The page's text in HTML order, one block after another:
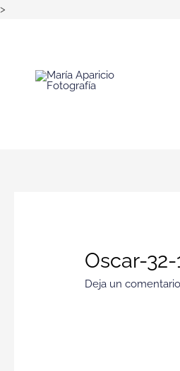
>
Oscar-32-
Deja un comentario